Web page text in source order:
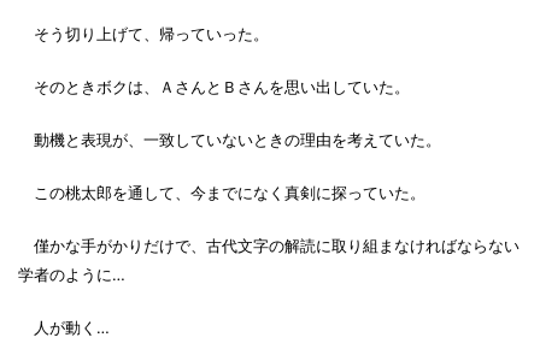
そう切り上げて、帰っていった。
そのときボクは、ＡさんとＢさんを思い出していた。
動機と表現が、一致していないときの理由を考えていた。
この桃太郎を通して、今までになく真剣に探っていた。
僅かな手がかりだけで、古代文字の解読に取り組まなければならない
学者のように…
人が動く…